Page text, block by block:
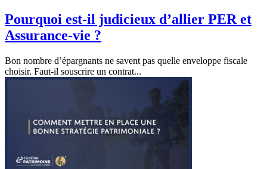
Pourquoi est-il judicieux d’allier PER et
Assurance-vie ?
Bon nombre d’épargnants ne savent pas quelle enveloppe fiscale
choisir. Faut-il souscrire un contrat...